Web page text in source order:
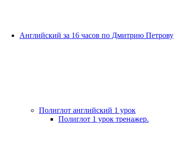
Английский за 16 часов по Дмитрию Петрову
Полиглот английский 1 урок
Полиглот 1 урок тренажер.